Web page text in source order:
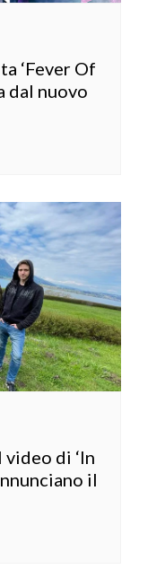
‘Fever Of
dal nuovo
video di ‘In
il